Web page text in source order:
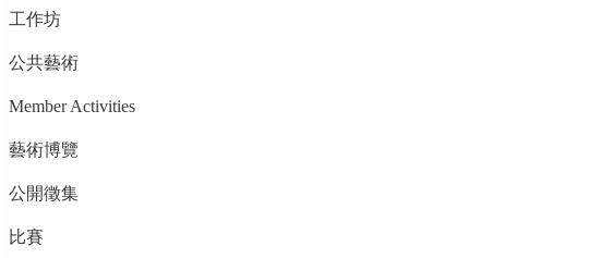
工作坊
公共藝術
Member Activities
藝術博覽
公開徵集
比賽